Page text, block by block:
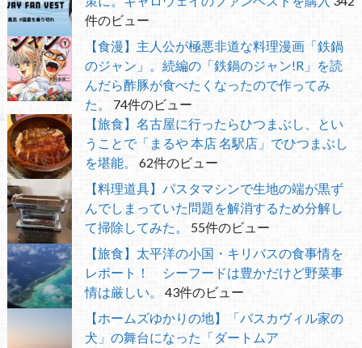
件のビュー
【食漫】主人公が極悪非道な料理漫画「鉄鍋
のジャン」。続編の「鉄鍋のジャン!R」を読
んだら酢豚が食べたくなったので作ってみ
た。
74件のビュー
【旅食】名古屋に行ったらひつまぶし、とい
うことで「まるや 本店 名駅店」でひつまぶし
を堪能。
62件のビュー
【料理道具】パスタマシンで生地の端が黒ず
んでしまっていた問題を解消するため分解し
て掃除してみた。
55件のビュー
【旅食】太平洋の小国・キリバスの食事情を
レポート！ シーフードは豊かだけど野菜事
情は厳しい。
43件のビュー
【ホームズゆかりの地】「バスカヴィル家の
犬」の舞台になった「ダートムア